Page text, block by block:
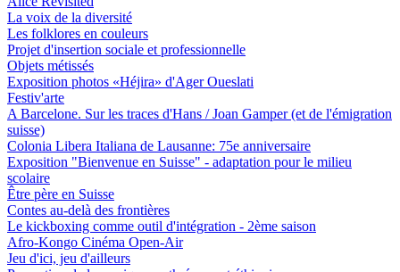
La voix de la diversité
Les folklores en couleurs
Projet d'insertion sociale et professionnelle
Objets métissés
Exposition photos «Héjira» d'Ager Oueslati
Festiv'arte
A Barcelone. Sur les traces d'Hans / Joan Gamper (et de l'émigration
suisse)
Colonia Libera Italiana de Lausanne: 75e anniversaire
Exposition "Bienvenue en Suisse" - adaptation pour le milieu
scolaire
Être père en Suisse
Contes au-delà des frontières
Le kickboxing comme outil d'intégration - 2ème saison
Afro-Kongo Cinéma Open-Air
Jeu d'ici, jeu d'ailleurs